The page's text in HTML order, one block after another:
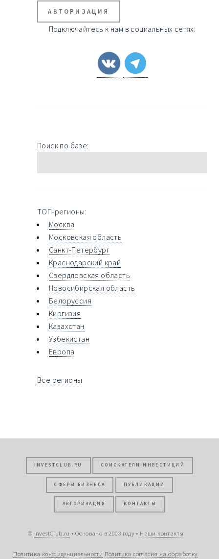
АВТОРИЗАЦИЯ
Подключайтесь к нам в социальных сетях:
Поиск по базе:
ТОП-регионы:
Москва
Московская область
Санкт-Петербург
Краснодарский край
Свердловская область
Новосибирская область
Белоруссия
Киргизия
Казахстан
Узбекистан
Европа
Все регионы
INVESTCLUB.RU СОИСКАТЕЛИ ИНВЕСТИЦИЙ
СФЕРЫ БИЗНЕСА ПУБЛИКАЦИИ
АВТОРИЗАЦИЯ КОНТАКТЫ
© InvestClub.ru • Основано в 2003 году • Наши контакты
Политика конфиденциальности Политика согласия на обработку